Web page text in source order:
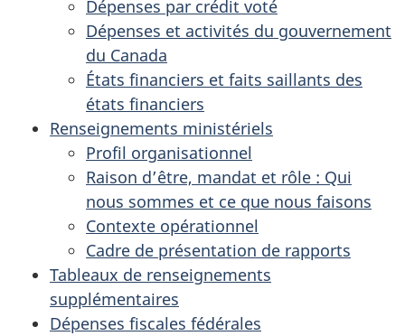
Dépenses par crédit voté
Dépenses et activités du gouvernement
du Canada
États financiers et faits saillants des
états financiers
Renseignements ministériels
Profil organisationnel
Raison d’être, mandat et rôle : Qui
nous sommes et ce que nous faisons
Contexte opérationnel
Cadre de présentation de rapports
Tableaux de renseignements
supplémentaires
Dépenses fiscales fédérales